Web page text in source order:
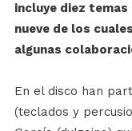
incluye diez
nueve de los
algunas
En el disco han
(teclados y